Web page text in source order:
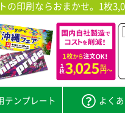
印刷ならおまかせ。1枚
テンプレート よく